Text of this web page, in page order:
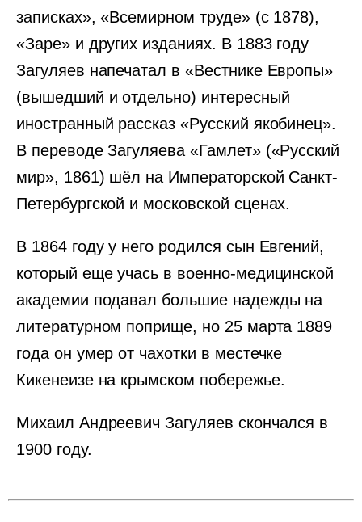
записках», «Всемирном труде» (с 1878),
«Заре» и других изданиях. В 1883 году
Загуляев напечатал в «Вестнике Европы»
(вышедший и отдельно) интересный
иностранный рассказ «Русский якобинец».
В переводе Загуляева «Гамлет» («Русский
мир», 1861) шёл на Императорской Санкт-
Петербургской и московской сценах.
В 1864 году у него родился сын Евгений,
который еще учась в военно-медицинской
академии подавал большие надежды на
литературном поприще, но 25 марта 1889
года он умер от чахотки в местечке
Кикенеизе на крымском побережье.
Михаил Андреевич Загуляев скончался в
1900 году.